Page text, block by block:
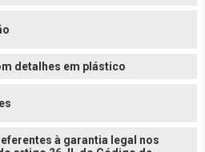
detalhes em plástico
à garantia legal nos